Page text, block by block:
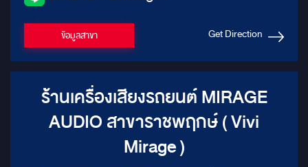
ข้อมูลสาขา Get Direction
ร้านเครื่องเสียงรถยนต์ MIRAGE
AUDIO สาขาราชพฤกษ์ ( Vivi
Mirage )